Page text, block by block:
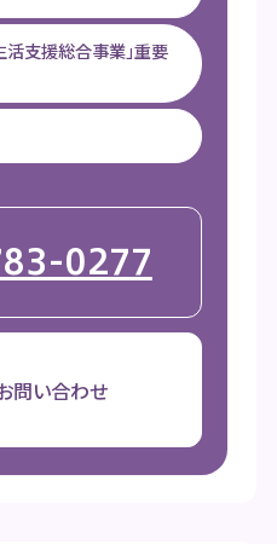
活支援総合事業」重要
0277
問い合わせ